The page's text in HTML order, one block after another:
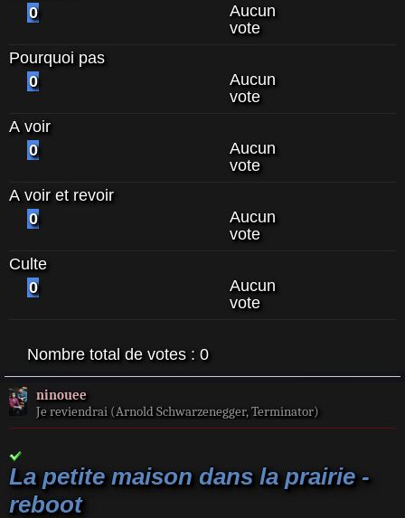
0
Aucun
vote
Pourquoi pas
0
Aucun
vote
A voir
0
Aucun
vote
A voir et revoir
0
Aucun
vote
Culte
0
Aucun
vote
Nombre total de votes : 0
ninouee
Je reviendrai (Arnold Schwarzenegger, Terminator)
La petite maison dans la prairie -
reboot